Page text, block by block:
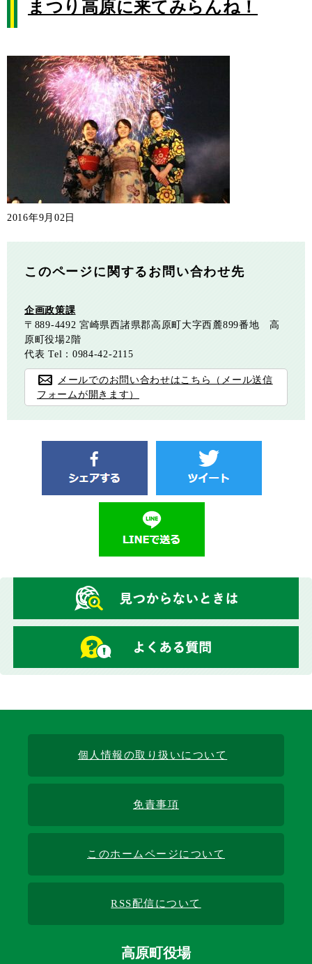
まつり高原に来てみらんね！
2016年9月02日
このページに関するお問い合わせ先
企画政策課
〒889-4492 宮崎県西諸県郡高原町大字西麓899番地 高
原町役場2階
代表 Tel：0984-42-2115
メールでのお問い合わせはこちら（メール送信
フォームが開きます）
個人情報の取り扱いについて
免責事項
このホームページについて
RSS配信について
高原町役場